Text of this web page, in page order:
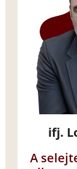
ifj.
A